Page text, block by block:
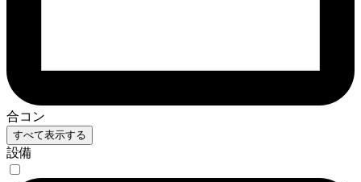
合コン
すべて表示する
設備